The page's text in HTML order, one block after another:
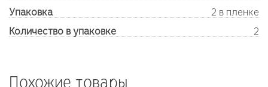
Упаковка
2 в пленке
Количество в упаковке
2